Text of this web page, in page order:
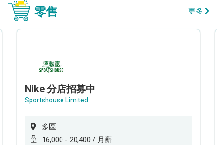
零售 更多
Nike 分店招募中
Sportshouse Limited
多區
16,000 - 20,400 / 月薪